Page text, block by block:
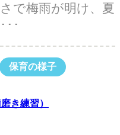
で梅雨が明け、夏
･･
保育の様子
き練習）